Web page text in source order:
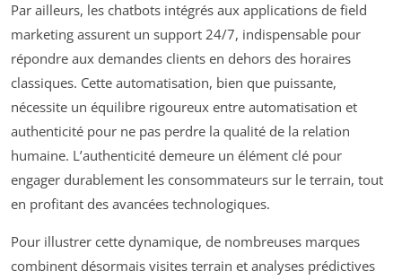
Par ailleurs, les chatbots intégrés aux applications de field
marketing assurent un support 24/7, indispensable pour
répondre aux demandes clients en dehors des horaires
classiques. Cette automatisation, bien que puissante,
nécessite un équilibre rigoureux entre automatisation et
authenticité pour ne pas perdre la qualité de la relation
humaine. L’authenticité demeure un élément clé pour
engager durablement les consommateurs sur le terrain, tout
en profitant des avancées technologiques.
Pour illustrer cette dynamique, de nombreuses marques
combinent désormais visites terrain et analyses prédictives